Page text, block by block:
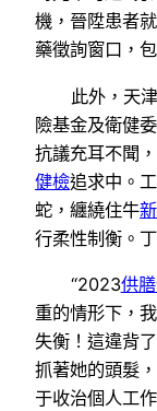
機，晉陞患者
藥徵詢窗口，
此外，天
險基金及衛健
抗議充耳不聞
健檢追求中。
蛇，纏繞住牛
行柔性制衡。
“2023供
重的情形下，
失衡！這違背
抓著她的頭髮
于收治個人工